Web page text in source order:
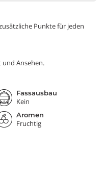
Punkte für jeden
und Ansehen.
Fassausbau
Kein
Aromen
Fruchtig